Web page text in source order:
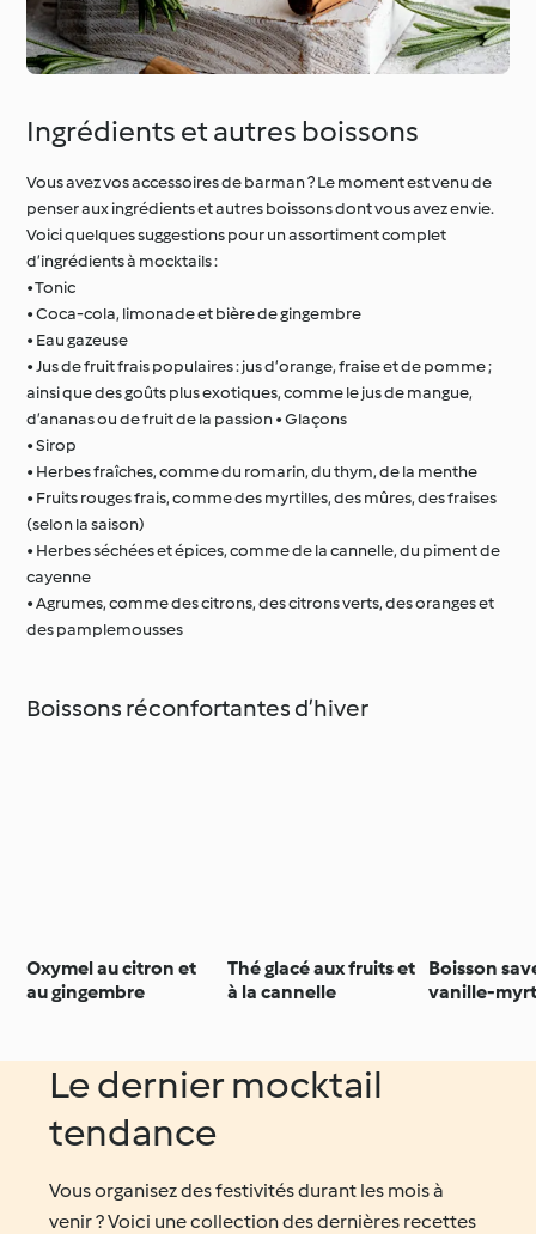
Ingrédients et autres boissons
Vous avez vos accessoires de barman ? Le moment est venu de
penser aux ingrédients et autres boissons dont vous avez envie.
Voici quelques suggestions pour un assortiment complet
d’ingrédients à mocktails :
• Tonic
• Coca-cola, limonade et bière de gingembre
• Eau gazeuse
• Jus de fruit frais populaires : jus d’orange, fraise et de pomme ;
ainsi que des goûts plus exotiques, comme le jus de mangue,
d’ananas ou de fruit de la passion • Glaçons
• Sirop
• Herbes fraîches, comme du romarin, du thym, de la menthe
• Fruits rouges frais, comme des myrtilles, des mûres, des fraises
(selon la saison)
• Herbes séchées et épices, comme de la cannelle, du piment de
cayenne
• Agrumes, comme des citrons, des citrons verts, des oranges et
des pamplemousses
Boissons réconfortantes d’hiver
Oxymel au citron et
au gingembre
Thé glacé aux fruits et
à la cannelle
Boisson
vanille-
Le dernier mocktail
tendance
Vous organisez des festivités durant les mois à
venir ? Voici une collection des dernières recettes